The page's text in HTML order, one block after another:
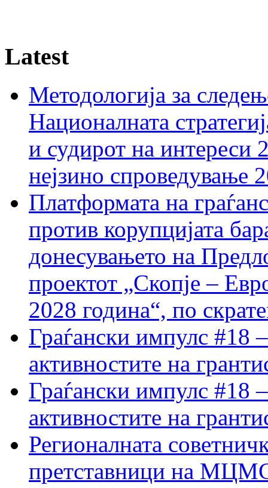
Latest
Методологија за
Националната
и судирот на интереси
нејзино спроведување
Платформата на
против корупцијата
донесувањето на
проектот „Скопје –
2028 година“, по
Граѓански импулс #18
активностите на
Граѓански импулс #18
активностите на
Регионалната
претставници на МЦМС